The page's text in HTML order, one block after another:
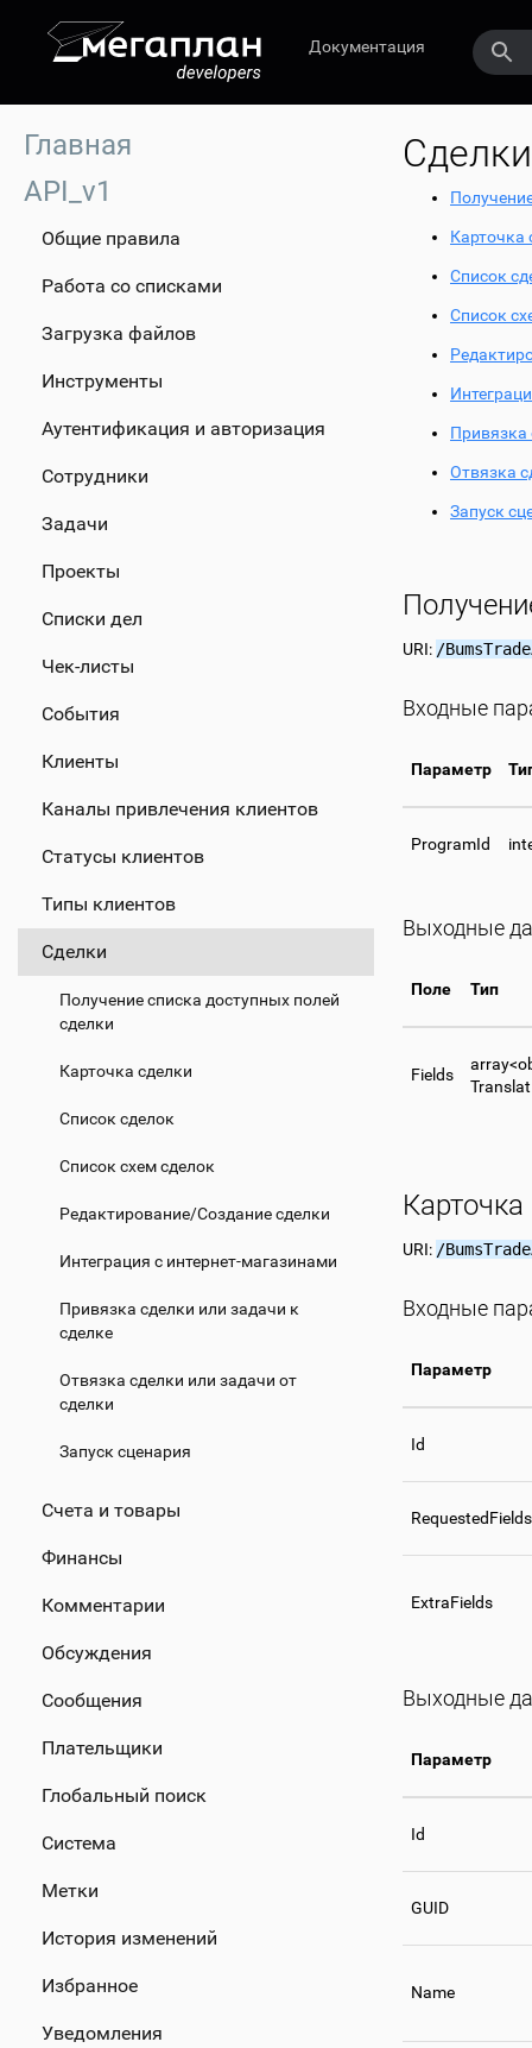
Документация
Главная
API_v1
Общие правила
Работа со списками
Загрузка файлов
Инструменты
Аутентификация и авторизация
Сотрудники
Задачи
Проекты
Списки дел
Чек-листы
События
Клиенты
Каналы привлечения клиентов
Статусы клиентов
Типы клиентов
Сделки
Получение списка доступных полей
сделки
Карточка сделки
Список сделок
Список схем сделок
Редактирование/Создание сделки
Интеграция с интернет-магазинами
Привязка сделки или задачи к
сделке
Отвязка сделки или задачи от
сделки
Запуск сценария
Счета и товары
Финансы
Комментарии
Обсуждения
Сообщения
Плательщики
Глобальный поиск
Система
Метки
История изменений
Избранное
Уведомления
Сделки
Карточка
Список
Список
Привязка
Отвязка
Запуск
URI: /
Входные
Параметр
ProgramId
Выходные
Поле Тип
Fields
URI: /
Входные
Параметр
Id
RequestedFields
ExtraFields
Выходные
Параметр
Id
GUID
Name